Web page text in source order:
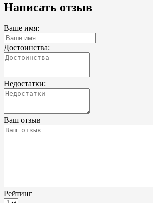
Написать отзыв
Ваше имя:
Достоинства:
Недостатки:
Ваш отзыв
Рейтинг